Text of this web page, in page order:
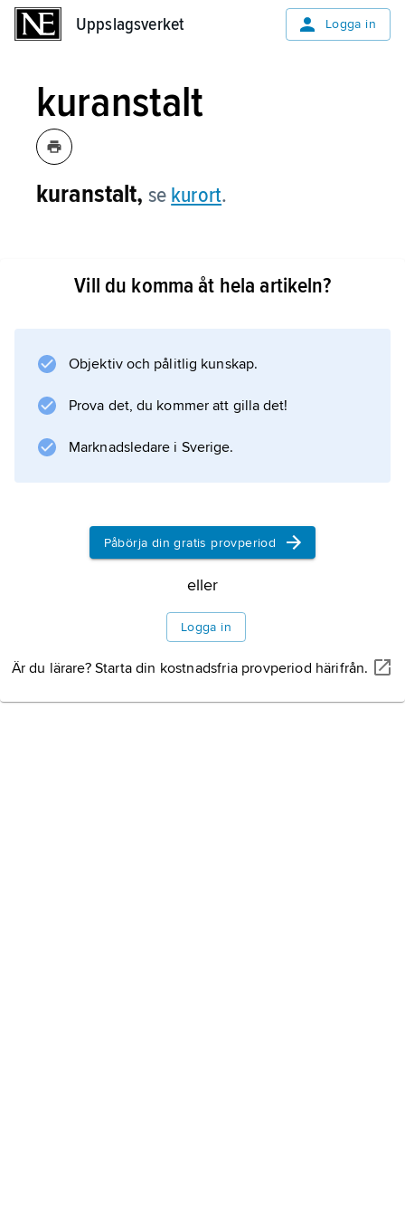
Uppslagsverket Logga in
kuranstalt
kuranstalt, se kurort.
Vill du komma åt hela artikeln?
Objektiv och pålitlig kunskap.
Prova det, du kommer att gilla det!
Marknadsledare i Sverige.
Påbörja din gratis provperiod
eller
Logga in
Är du lärare? Starta din kostnadsfria provperiod härifrån.